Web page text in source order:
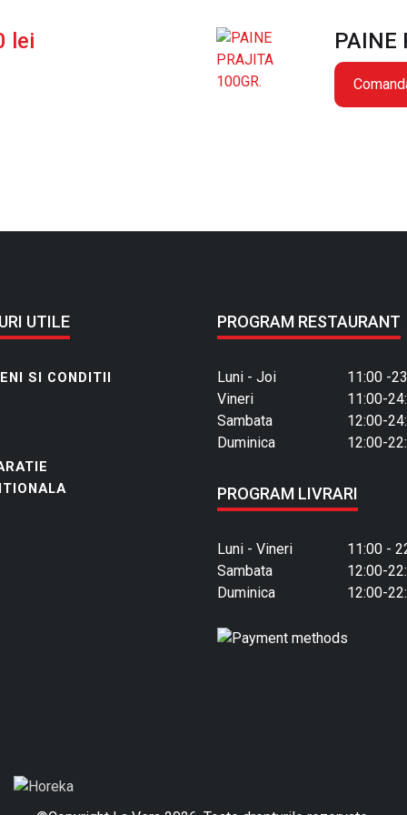
lei PAINE
UTILE
SI CONDITII
PROGRAM RESTAURANT
Luni - Joi
11:00 -
Vineri
11:00-
Sambata
12:00-
Duminica
12:00-
PROGRAM LIVRARI
Luni - Vineri
11:00 -
Sambata
12:00-
Duminica
12:00-